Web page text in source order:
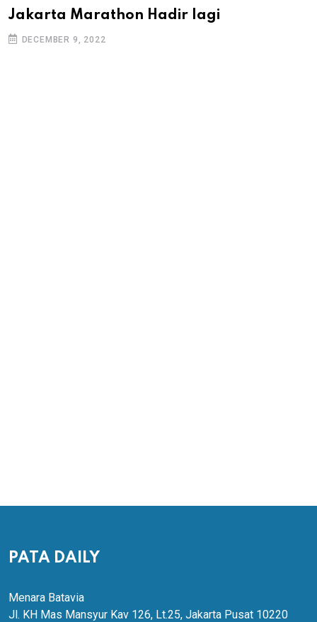
Jakarta Marathon Hadir lagi
DECEMBER 9, 2022
PATA DAILY
Menara Batavia
Jl. KH Mas Mansyur Kav 126, Lt.25, Jakarta Pusat 10220